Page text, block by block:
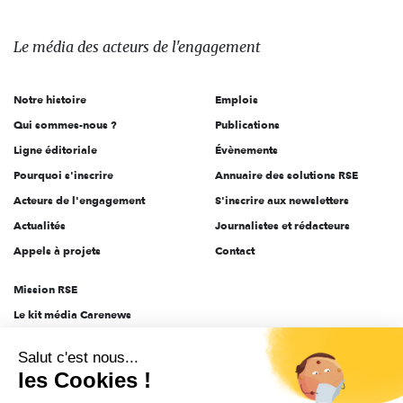
des
l'engagement
Le média des acteurs de l'engagement
Notre histoire
Qui sommes-nous ?
Ligne éditoriale
Pourquoi s'inscrire
Acteurs de l'engagement
Actualités
Appels à projets
Emplois
Publications
Évènements
Annuaire des solutions RSE
S'inscrire aux newsletters
Journalistes et rédacteurs
Contact
Mission RSE
Le kit média Carenews
AEF info
Novethic
Salut c'est nous...
les Cookies !